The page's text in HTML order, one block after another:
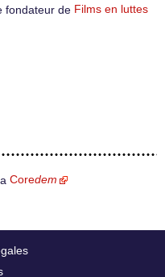
fondateur de Films en luttes
Coredem